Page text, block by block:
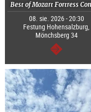
Best of Mozart Fortress
08. sie. 2026 - 20:30
Festung Hohensalzburg,
Mönchsberg 34
dalej